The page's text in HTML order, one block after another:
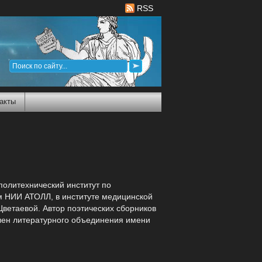
RSS
институт по
НИИ АТОЛЛ, в институте медицинской
Автор поэтических сборников
литературного объединения имени